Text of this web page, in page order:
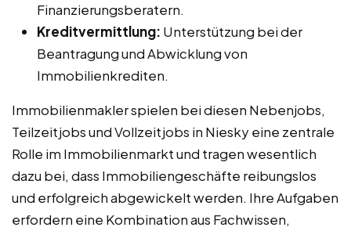
Finanzierungsberatern.
Kreditvermittlung: Unterstützung bei der
Beantragung und Abwicklung von
Immobilienkrediten.
Immobilienmakler spielen bei diesen Nebenjobs,
Teilzeitjobs und Vollzeitjobs in Niesky eine zentrale
Rolle im Immobilienmarkt und tragen wesentlich
dazu bei, dass Immobiliengeschäfte reibungslos
und erfolgreich abgewickelt werden. Ihre Aufgaben
erfordern eine Kombination aus Fachwissen,